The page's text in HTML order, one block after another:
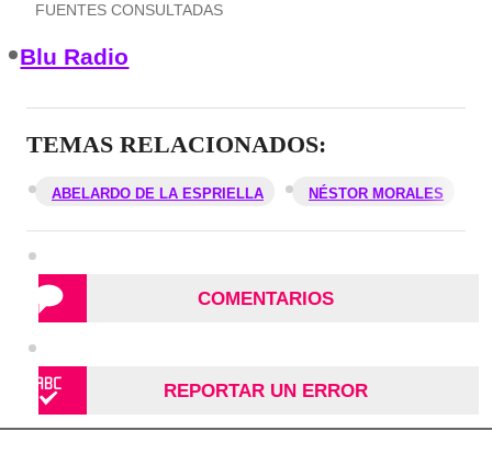
FUENTES CONSULTADAS
Blu Radio
TEMAS RELACIONADOS:
ABELARDO DE LA ESPRIELLA NÉSTOR MORALES
COMENTARIOS
REPORTAR UN ERROR